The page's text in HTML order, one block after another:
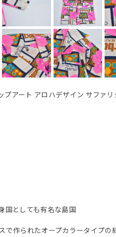
プアート アロハデザイン サファ
国としても有名な島国
で作られたオープカラータイプの